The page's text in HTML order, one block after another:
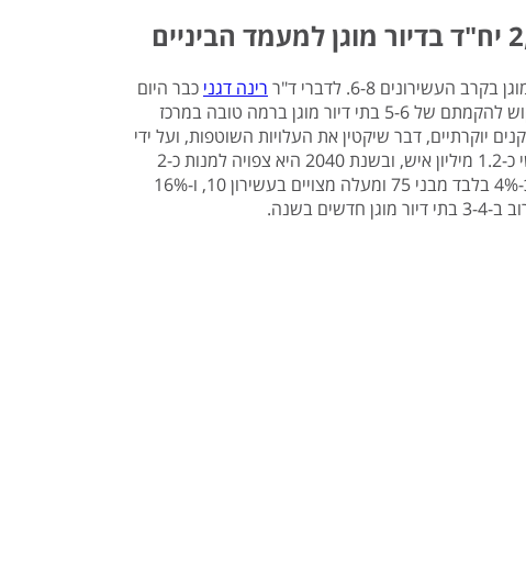
6-8. לדברי ד"ר רינה דגני כבר היום
חסרות כ 2300 יחידו דיור לאוכלוסיה זו. כבר היום אומרת ד"ר דגני כי יש ביקוש להקמתם של 5-6 בתי דיור מוגן ברמה טובה במרכז
ומתקנים יוקרתיים, דבר שיקטין את העלויות השוטפות, ועל ידי
כך גם את התשלום עבור המגורים במקום.כיום מונה אוכלוסיית הגיל השלישי כ-1.2 מיליון איש, ובשנת 2040 היא צפויה למנות כ-2
מיליון איש, שיהוו למעלה מ-20% מהאוכלוסייה. לפי נתוני גיאוקרטוגרפיה, כ-4% בלבד מבני 75 ומעלה מצויים בעשירון 10, ו-16%